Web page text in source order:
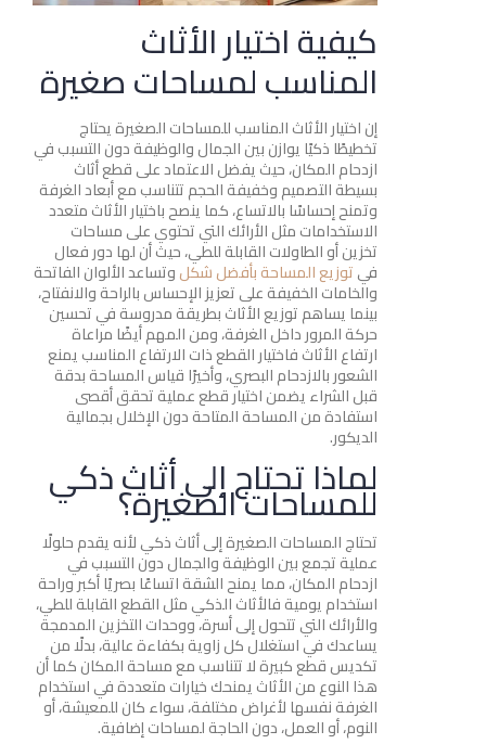
كيفية اختيار الأثاث
المناسب لمساحات صغيرة
إن اختيار الأثاث المناسب للمساحات الصغيرة يحتاج
تخطيطًا ذكيًا يوازن بين الجمال والوظيفة دون التسبب في
ازدحام المكان، حيث يفضل الاعتماد على قطع أثاث
بسيطة التصميم وخفيفة الحجم تتناسب مع أبعاد الغرفة
وتمنح إحساسًا بالاتساع، كما ينصح باختيار الأثاث متعدد
الاستخدامات مثل الأرائك التي تحتوي على مساحات
تخزين أو الطاولات القابلة للطي، حيث أن لها دور فعال
فيتوزيع المساحة بأفضل شكلوتساعد الألوان الفاتحة
والخامات الخفيفة على تعزيز الإحساس بالراحة والانفتاح،
بينما يساهم توزيع الأثاث بطريقة مدروسة في تحسين
حركة المرور داخل الغرفة، ومن المهم أيضًا مراعاة
ارتفاع الأثاث فاختيار القطع ذات الارتفاع المناسب يمنع
الشعور بالازدحام البصري، وأخيرًا قياس المساحة بدقة
قبل الشراء يضمن اختيار قطع عملية تحقق أقصى
استفادة من المساحة المتاحة دون الإخلال بجمالية
الديكور.
لماذا تحتاج إلى أثاث ذكي
للمساحات الصغيرة؟
تحتاج المساحات الصغيرة إلى أثاث ذكي لأنه يقدم حلولًا
عملية تجمع بين الوظيفة والجمال دون التسبب في
ازدحام المكان، مما يمنح الشقة اتساعًا بصريًا أكبر وراحة
استخدام يومية فالأثاث الذكي مثل القطع القابلة للطي،
والأرائك التي تتحول إلى أسرة، ووحدات التخزين المدمجة
يساعدك في استغلال كل زاوية بكفاءة عالية، بدلًا من
تكديس قطع كبيرة لا تتناسب مع مساحة المكان كما أن
هذا النوع من الأثاث يمنحك خيارات متعددة في استخدام
الغرفة نفسها لأغراض مختلفة، سواء كان للمعيشة، أو
النوم، أو العمل، دون الحاجة لمساحات إضافية.